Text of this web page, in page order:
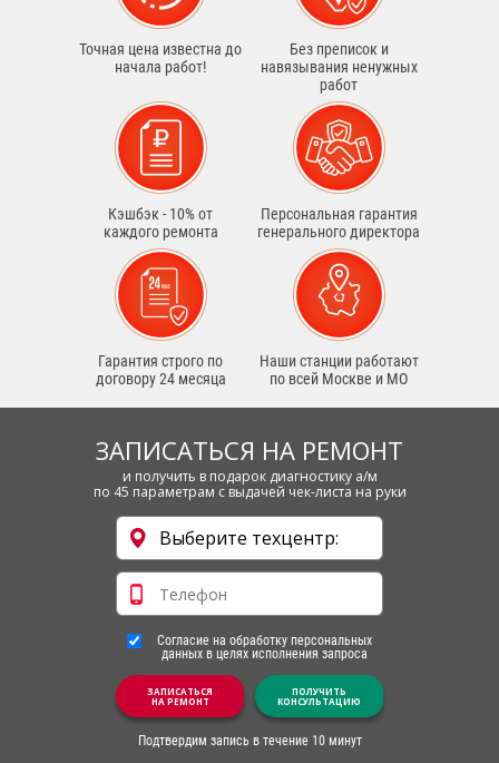
Точная цена известна до
начала работ!
Без преписок и
навязывания ненужных
работ
Кэшбэк - 10% от
каждого ремонта
Персональная гарантия
генерального директора
Гарантия строго по
договору 24 месяца
Наши станции работают
по всей Москве и МО
ЗАПИСАТЬСЯ НА РЕМОНТ
и получить в подарок диагностику а/м
по 45 параметрам с выдачей чек-листа на руки
Согласие на обработку персональных
данных в целях исполнения запроса
ЗАПИСАТЬСЯ
НА РЕМОНТ
ПОЛУЧИТЬ
КОНСУЛЬТАЦИЮ
Подтвердим запись в течение 10 минут